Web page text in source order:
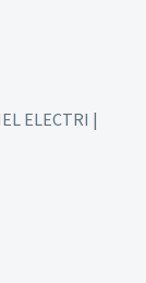
ELECTRI |